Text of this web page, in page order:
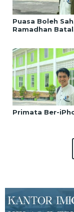
Puasa Boleh
Ramadhan
Primata Ber-